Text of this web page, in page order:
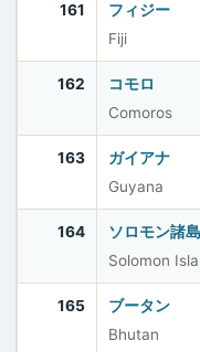
161
フィジー
Fiji
162
コモロ
Comoros
163
ガイアナ
Guyana
164
ソロモン諸島
Solomon
165
ブータン
Bhutan